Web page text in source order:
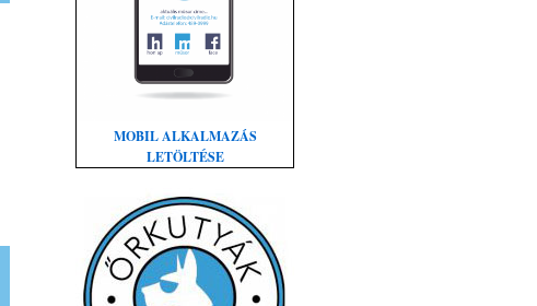
MOBIL ALKALMAZÁS
LETÖLTÉSE